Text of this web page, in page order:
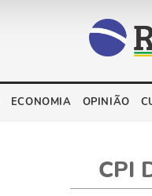
ECONOMIA OPINIÃO
CPI